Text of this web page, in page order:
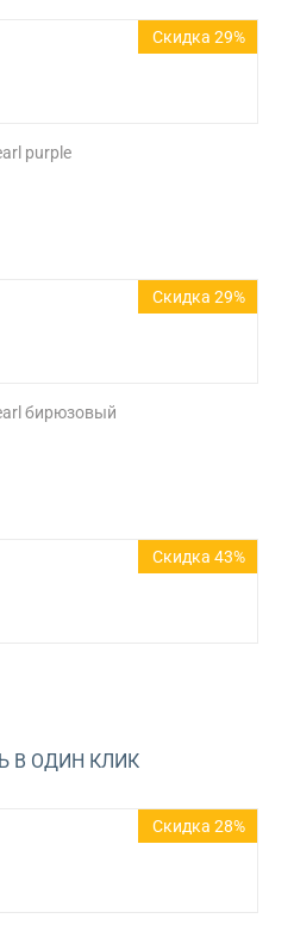
Скидка 29%
purple
Скидка 29%
бирюзовый
Скидка 43%
В ОДИН КЛИК
Скидка 28%